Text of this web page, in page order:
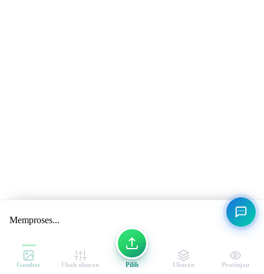
Memproses...
Gambar Ubah ukuran Pilih Ukuran Pratinjau